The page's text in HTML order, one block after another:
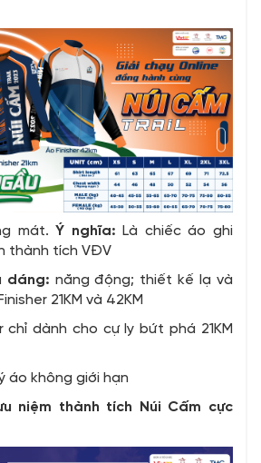
mát.Ý nghĩa: Là chiếc áo ghi
thành tích VĐV
dáng: năng động; thiết kế lạ và
21KM và 42KM
chỉ dành cho cự ly bứt phá 21KM
áo không giới hạn
niệm thành tích Núi Cấm cực